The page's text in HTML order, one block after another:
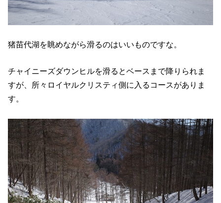
猪苗代湖を眺めながら滑るのはいいものですな。
チャイニーズダウンヒルを滑るとベースまで降りられま
すが、所々ロイヤルクリスティ側に入るコースがありま
す。